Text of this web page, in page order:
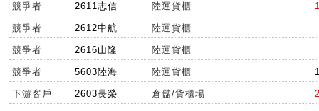
競爭者 2611志信 陸運貨櫃
競爭者 2612中航 陸運貨櫃
競爭者 2616山隆 陸運貨櫃
競爭者 5603陸海 陸運貨櫃
下游客戶 2603長榮 倉儲/貨櫃場